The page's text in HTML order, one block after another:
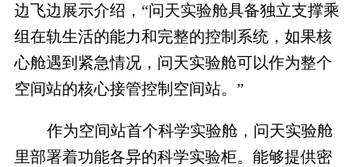
边飞边展示介绍，“问天实验舱具备独立支撑乘
组在轨生活的能力和完整的控制系统，如果核
心舱遇到紧急情况，问天实验舱可以作为整个
空间站的核心接管控制空间站。”
作为空间站首个科学实验舱，问天实验舱
里部署着功能各异的科学实验柜。能够提供密